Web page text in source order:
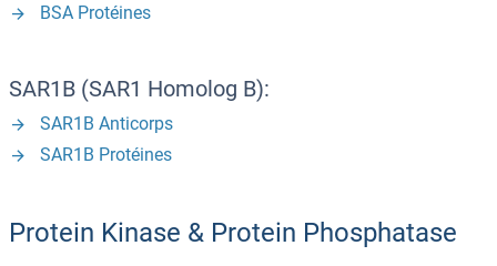
BSA Protéines
SAR1B (SAR1 Homolog B):
SAR1B Anticorps
SAR1B Protéines
Protein Kinase & Protein Phosphatase